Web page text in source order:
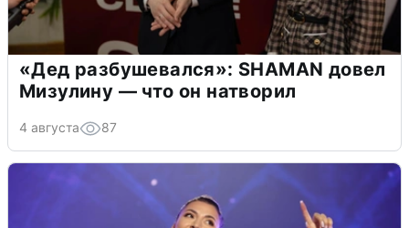
«Дед разбушевался»: SHAMAN довел
Мизулину — что он натворил
4 августа 87